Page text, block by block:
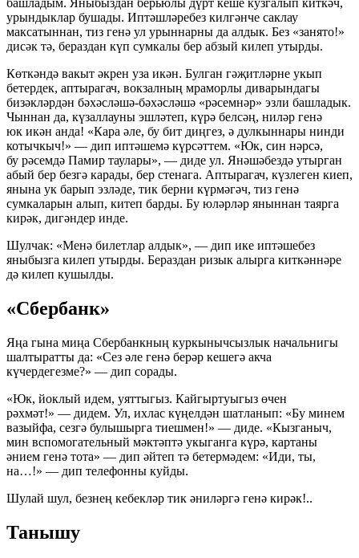
башладым. Яныбыздан берьюлы дүрт кеше кузгалып киткәч,
урындыклар бушады. Иптәшләребез килгәнче саклау
максатыннан, тиз генә ул урыннарны да алдык. Без «занято!»
дисәк тә, бераздан күп сумкалы бер абзый килеп утырды.
Көткәндә вакыт әкрен уза икән. Булган гәҗитләрне укып
бетердек, аптырагач, вокзалның мраморлы диварындагы
бизәкләрдән бәхәсләшә-бәхәсләшә «рәсемнәр» эзли башладык.
Чыннан да, күзаллауны эшләтеп, күрә белсәң, ниләр генә
юк икән анда! «Кара әле, бу бит диңгез, ә дулкыннары нинди
котычкыч!» — дип иптәшемә күрсәттем. «Юк, син нәрсә,
бу рәсемдә Памир таулары», — диде ул. Янәшәбездә утырган
абый бер безгә карады, бер стенага. Аптырагач, күзлеген киеп,
янына ук барып эзләде, тик берни күрмәгәч, тиз генә
сумкаларын алып, китеп барды. Бу юләрләр яныннан таярга
кирәк, дигәндер инде.
Шулчак: «Менә билетлар алдык», — дип ике иптәшебез
яныбызга килеп утырды. Бераздан ризык алырга киткәннәре
дә килеп кушылды.
«Сбербанк»
Яңа гына миңа Сбербанкның куркынычсызлык начальнигы
шалтыратты да: «Сез әле генә берәр кешегә акча
күчердегезме?» — дип сорады.
«Юк, йоклый идем, уяттыгыз. Кайгыртуыгыз өчен
рәхмәт!» — дидем. Ул, ихлас күңелдән шатланып: «Бу минем
вазыйфа, сезгә булышырга тиешмен!» — диде. «Кызганыч,
мин вспомогательный мәктәптә укыганга күрә, картаны
әнием генә тота» — дип әйтеп тә бетермәдем: «Иди, ты,
на…!» — дип телефонны куйды.
Шулай шул, безнең кебекләр тик әниләргә генә кирәк!..
Танышу